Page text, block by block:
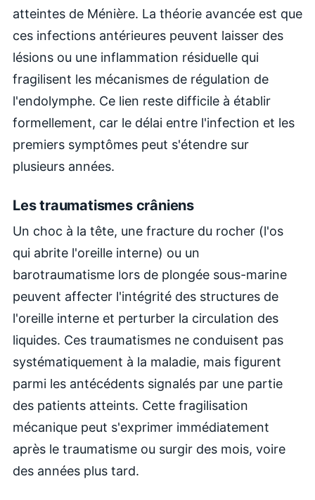
atteintes de Ménière. La théorie avancée est que
ces infections antérieures peuvent laisser des
lésions ou une inflammation résiduelle qui
fragilisent les mécanismes de régulation de
l'endolymphe. Ce lien reste difficile à établir
formellement, car le délai entre l'infection et les
premiers symptômes peut s'étendre sur
plusieurs années.
Les traumatismes crâniens
Un choc à la tête, une fracture du rocher (l'os
qui abrite l'oreille interne) ou un
barotraumatisme lors de plongée sous-marine
peuvent affecter l'intégrité des structures de
l'oreille interne et perturber la circulation des
liquides. Ces traumatismes ne conduisent pas
systématiquement à la maladie, mais figurent
parmi les antécédents signalés par une partie
des patients atteints. Cette fragilisation
mécanique peut s'exprimer immédiatement
après le traumatisme ou surgir des mois, voire
des années plus tard.